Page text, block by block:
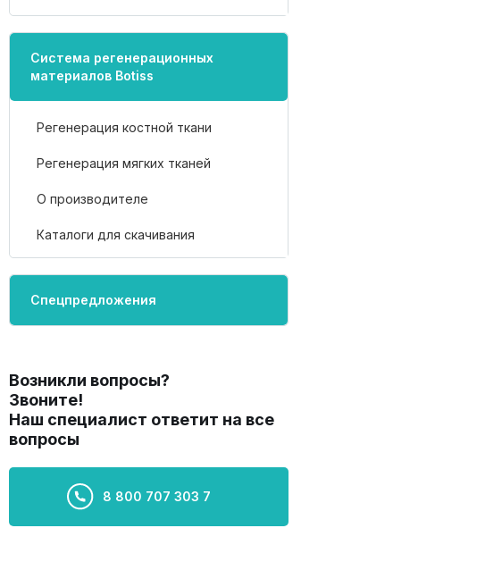
Система регенерационных
материалов Botiss
Регенерация костной ткани
Регенерация мягких тканей
О производителе
Каталоги для скачивания
Спецпредложения
Возникли вопросы?
Звоните!
Наш специалист ответит на все
вопросы
8 800 707 303 7